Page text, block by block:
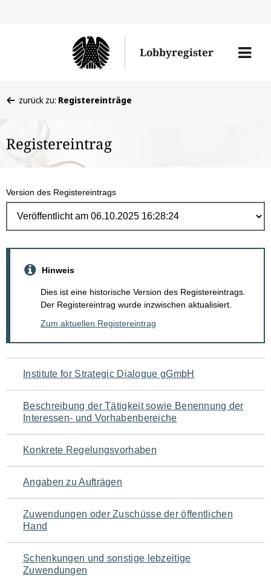
Lobbyregister
Menü
befinden
hier:
zurück zu: Registereinträge
Registereintrag
Version des Registereintrags
Hinweis
Dies ist eine historische Version des Registereintrags.
Der Registereintrag wurde inzwischen aktualisiert.
Zum aktuellen Registereintrag
Navigation
für
den
Seiteninhalt
Institute for Strategic Dialogue gGmbH
Beschreibung der Tätigkeit sowie Benennung der
Interessen- und Vorhabenbereiche
Konkrete Regelungsvorhaben
Angaben zu Aufträgen
Zuwendungen oder Zuschüsse der öffentlichen
Hand
Schenkungen und sonstige lebzeitige
Zuwendungen